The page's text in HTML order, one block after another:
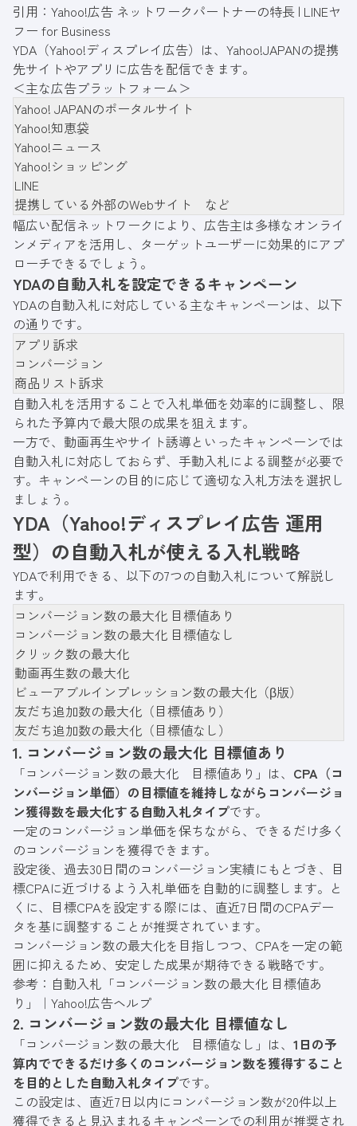
引用： Yahoo!広告 ネットワークパートナーの特長 | LINEヤ
フー for Business
YDA（Yahoo!ディスプレイ広告）は、Yahoo!JAPANの提携
先サイトやアプリに広告を配信できます。
＜主な広告プラットフォーム＞
Yahoo! JAPANのポータルサイト
Yahoo!知恵袋
Yahoo!ニュース
Yahoo!ショッピング
LINE
提携している外部のWebサイト など
幅広い配信ネットワークにより、広告主は多様なオンライ
ンメディアを活用し、ターゲットユーザーに効果的にアプ
ローチできるでしょう。
YDAの自動入札を設定できるキャンペーン
YDAの自動入札に対応している主なキャンペーンは、以下
の通りです。
アプリ訴求
コンバージョン
商品リスト訴求
自動入札を活用することで入札単価を効率的に調整し、限
られた予算内で最大限の成果を狙えます。
一方で、動画再生やサイト誘導といったキャンペーンでは
自動入札に対応しておらず、手動入札による調整が必要で
す。キャンペーンの目的に応じて適切な入札方法を選択し
ましょう。
YDA（Yahoo!ディスプレイ広告 運用
型）の自動入札が使える入札戦略
YDAで利用できる、以下の7つの自動入札について解説し
ます。
コンバージョン数の最大化 目標値あり
コンバージョン数の最大化 目標値なし
クリック数の最大化
動画再生数の最大化
ビューアブルインプレッション数の最大化（β版）
友だち追加数の最大化（目標値あり）
友だち追加数の最大化（目標値なし）
1. コンバージョン数の最大化 目標値あり
「コンバージョン数の最大化 目標値あり」は、 CPA（コ
ンバージョン単価）の目標値を維持しながらコンバージョ
ン獲得数を最大化する自動入札タイプです。
一定のコンバージョン単価を保ちながら、できるだけ多く
のコンバージョンを獲得できます。
設定後、過去30日間のコンバージョン実績にもとづき、目
標CPAに近づけるよう入札単価を自動的に調整します。と
くに、目標CPAを設定する際には、直近7日間のCPAデー
タを基に調整することが推奨されています。
コンバージョン数の最大化を目指しつつ、CPAを一定の範
囲に抑えるため、安定した成果が期待できる戦略です。
参考： 自動入札「コンバージョン数の最大化 目標値あ
り」｜Yahoo!広告ヘルプ
2. コンバージョン数の最大化 目標値なし
「コンバージョン数の最大化 目標値なし」は、 1日の予
算内でできるだけ多くのコンバージョン数を獲得すること
を目的とした自動入札タイプです。
この設定は、直近7日以内にコンバージョン数が20件以上
獲得できると見込まれるキャンペーンでの利用が推奨され